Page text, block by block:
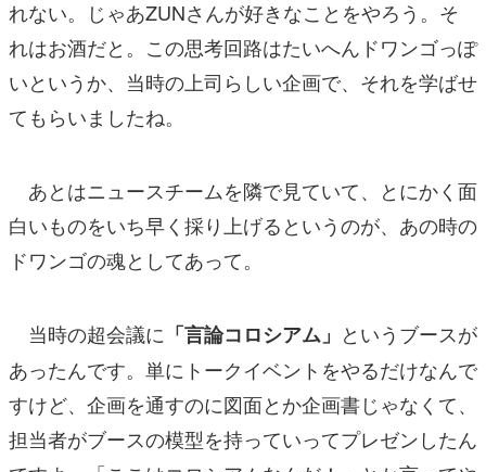
れない。じゃあZUNさんが好きなことをやろう。そ
れはお酒だと。この思考回路はたいへんドワンゴっぽ
いというか、当時の上司らしい企画で、それを学ばせ
てもらいましたね。
あとはニュースチームを隣で見ていて、とにかく面
白いものをいち早く採り上げるというのが、あの時の
ドワンゴの魂としてあって。
当時の超会議に 「言論コロシアム」 というブースが
あったんです。単にトークイベントをやるだけなんで
すけど、企画を通すのに図面とか企画書じゃなくて、
担当者がブースの模型を持っていってプレゼンしたん